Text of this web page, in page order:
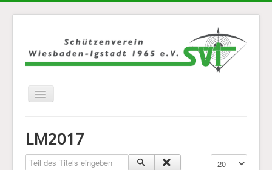
Navigation
an/aus
Über Uns
Jugend
LM2017
Teil des Titels eingeben Anzeige #